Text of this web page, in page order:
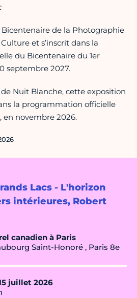
Lacs - L'horizon
intérieures, Robert
canadien à Paris
Saint-Honoré , Paris 8e
juillet 2026
de la Photographie
et s’inscrit dans la
du Bicentenaire du 1er
septembre 2027.
de Nuit Blanche, cette exposition
la programmation officielle
en novembre 2026.